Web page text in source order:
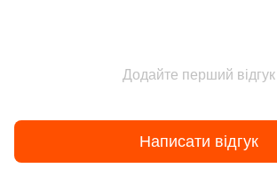
Додайте перший відгук
Написати відгук